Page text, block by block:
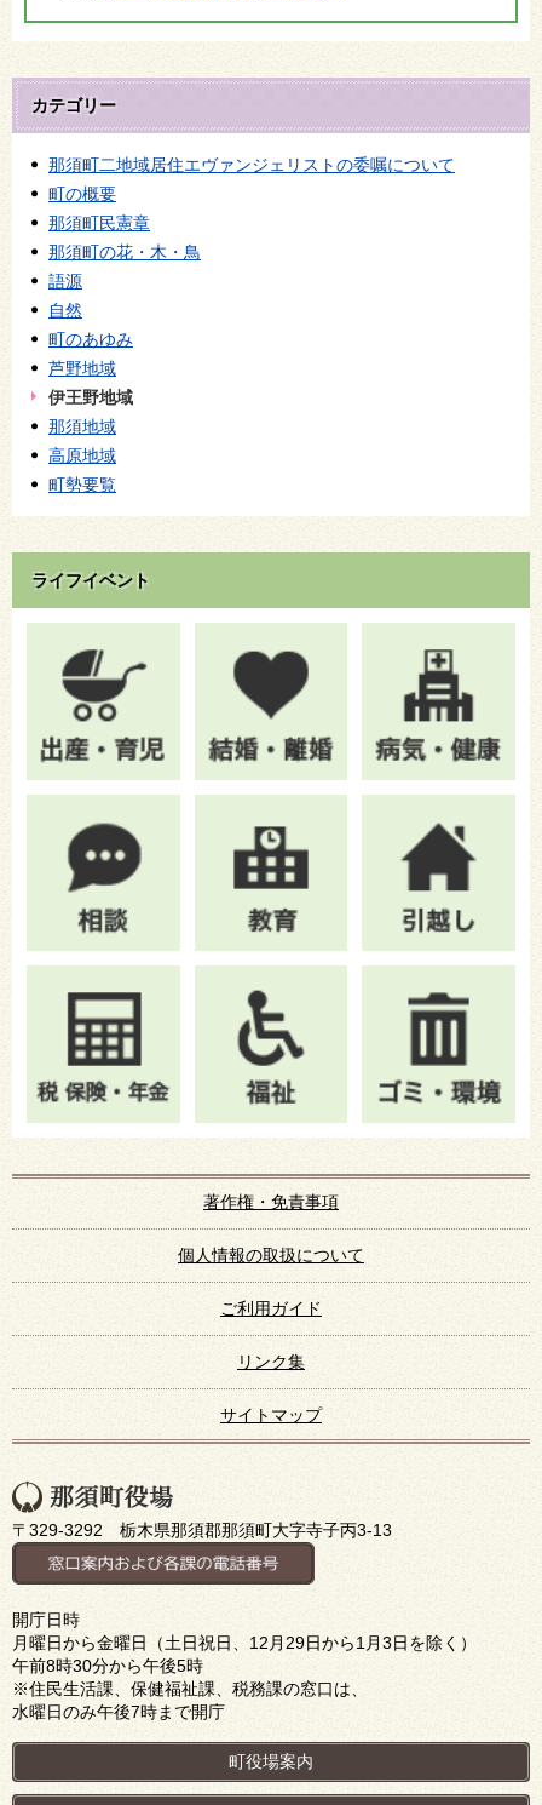
カテゴリー
那須町二地域居住エヴァンジェリストの委嘱について
町の概要
那須町民憲章
那須町の花・木・鳥
語源
自然
町のあゆみ
芦野地域
伊王野地域
那須地域
高原地域
町勢要覧
ライフイベント
著作権・免責事項
個人情報の取扱について
ご利用ガイド
リンク集
サイトマップ
〒329-3292 栃木県那須郡那須町大字寺子丙3-13
開庁日時
月曜日から金曜日（土日祝日、12月29日から1月3日を除く）
午前8時30分から午後5時
※住民生活課、保健福祉課、税務課の窓口は、
水曜日のみ午後7時まで開庁
町役場案内